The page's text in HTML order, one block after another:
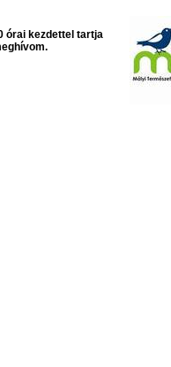
órai kezdettel tartja